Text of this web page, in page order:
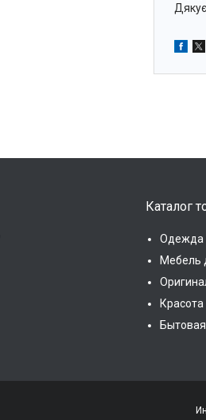
Каталог
Одежда
Мебель
Красота